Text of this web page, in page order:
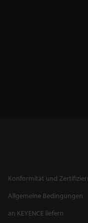
Konformität und
Allgemeine Bedingungen
an KEYENCE liefern